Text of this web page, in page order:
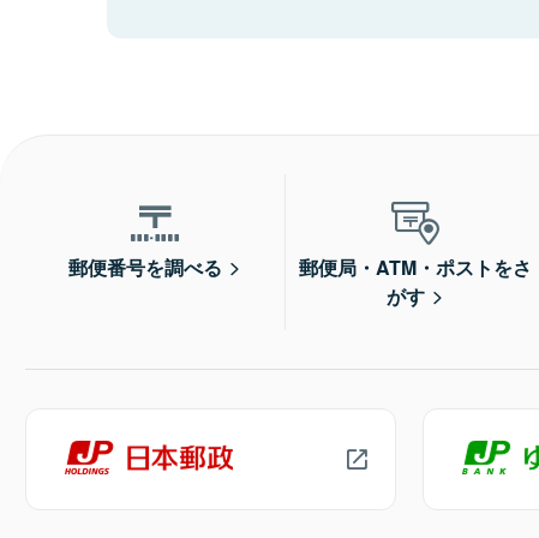
郵便番号を調べる
郵便局・ATM・ポストをさ
がす